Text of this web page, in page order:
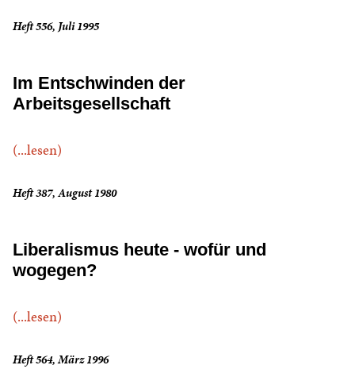
Heft 556, Juli 1995
Im Entschwinden der
Arbeitsgesellschaft
(...lesen)
Heft 387, August 1980
Liberalismus heute - wofür und
wogegen?
(...lesen)
Heft 564, März 1996